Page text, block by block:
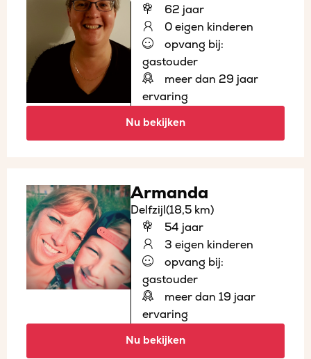
62 jaar
0 eigen kinderen
opvang bij:
gastouder
meer dan 29 jaar
ervaring
Nu bekijken
Armanda
Delfzijl(18,5 km)
54 jaar
3 eigen kinderen
opvang bij:
gastouder
meer dan 19 jaar
ervaring
Nu bekijken